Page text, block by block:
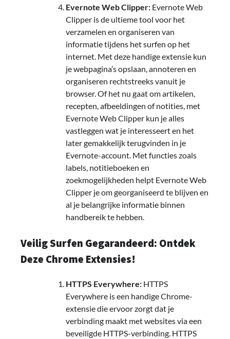
Evernote Web Clipper: Evernote Web
Clipper is de ultieme tool voor het
verzamelen en organiseren van
informatie tijdens het surfen op het
internet. Met deze handige extensie kun
je webpagina’s opslaan, annoteren en
organiseren rechtstreeks vanuit je
browser. Of het nu gaat om artikelen,
recepten, afbeeldingen of notities, met
Evernote Web Clipper kun je alles
vastleggen wat je interesseert en het
later gemakkelijk terugvinden in je
Evernote-account. Met functies zoals
labels, notitieboeken en
zoekmogelijkheden helpt Evernote Web
Clipper je om georganiseerd te blijven en
al je belangrijke informatie binnen
handbereik te hebben.
Veilig Surfen Gegarandeerd: Ontdek
Deze Chrome Extensies!
HTTPS Everywhere: HTTPS
Everywhere is een handige Chrome-
extensie die ervoor zorgt dat je
verbinding maakt met websites via een
beveiligde HTTPS-verbinding. HTTPS